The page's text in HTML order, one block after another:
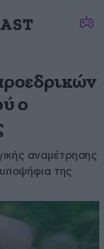
ο
αναμέτρησης
της